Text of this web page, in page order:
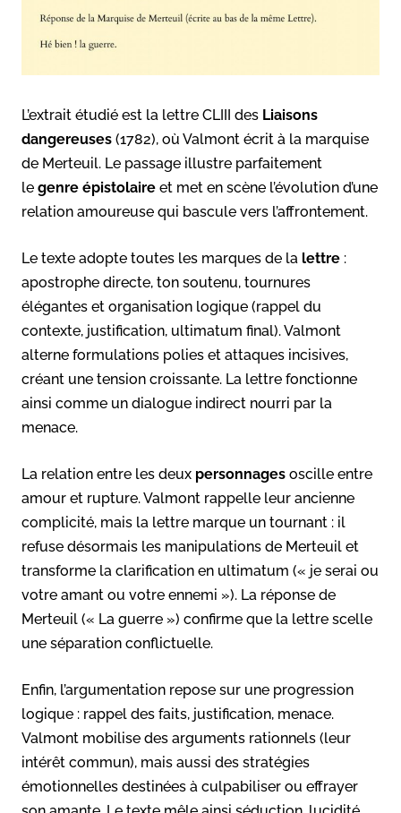
L’extrait étudié est la lettre CLIII des Liaisons
dangereuses (1782), où Valmont écrit à la marquise
de Merteuil. Le passage illustre parfaitement
le genre épistolaire et met en scène l’évolution d’une
relation amoureuse qui bascule vers l’affrontement.
Le texte adopte toutes les marques de la lettre :
apostrophe directe, ton soutenu, tournures
élégantes et organisation logique (rappel du
contexte, justification, ultimatum final). Valmont
alterne formulations polies et attaques incisives,
créant une tension croissante. La lettre fonctionne
ainsi comme un dialogue indirect nourri par la
menace.
La relation entre les deux personnages oscille entre
amour et rupture. Valmont rappelle leur ancienne
complicité, mais la lettre marque un tournant : il
refuse désormais les manipulations de Merteuil et
transforme la clarification en ultimatum (« je serai ou
votre amant ou votre ennemi »). La réponse de
Merteuil (« La guerre ») confirme que la lettre scelle
une séparation conflictuelle.
Enfin, l’argumentation repose sur une progression
logique : rappel des faits, justification, menace.
Valmont mobilise des arguments rationnels (leur
intérêt commun), mais aussi des stratégies
émotionnelles destinées à culpabiliser ou effrayer